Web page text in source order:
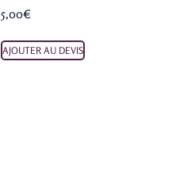
5,00€
AJOUTER AU DEVIS